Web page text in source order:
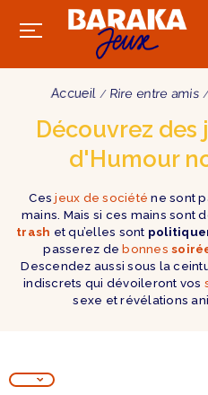
Accueil Rire entre amis
Découvrez des
d'Humour
Cesjeux de société ne sont
mains. Mais si ces mains sont
trash et qu’elles sont
passerez de bonnes
Descendez aussi sous la
indiscrets qui dévoileront vos
sexe et révélations